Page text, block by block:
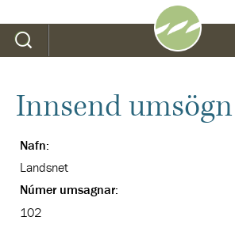
Innsend umsögn
Nafn:
Landsnet
Númer umsagnar:
102